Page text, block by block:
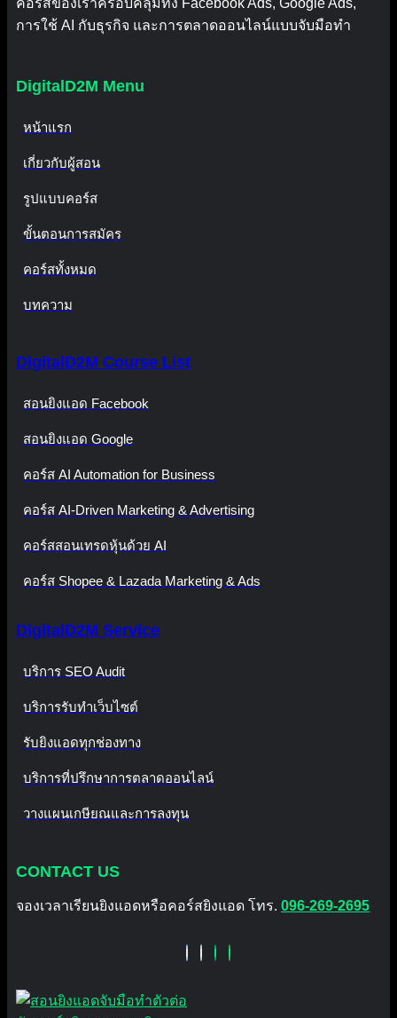
การใช้ AI กับธุรกิจ และการตลาดออนไลน์แบบจับมือทำ
DigitalD2M Menu
หน้าแรก
เกี่ยวกับผู้สอน
รูปแบบคอร์ส
ขั้นตอนการสมัคร
คอร์สทั้งหมด
บทความ
DigitalD2M Course List
สอนยิงแอด Facebook
สอนยิงแอด Google
คอร์ส AI Automation for Business
คอร์ส AI-Driven Marketing & Advertising
คอร์สสอนเทรดหุ้นด้วย AI
คอร์ส Shopee & Lazada Marketing & Ads
DigitalD2M Service
บริการ SEO Audit
บริการรับทำเว็บไซต์
รับยิงแอดทุกช่องทาง
บริการที่ปรึกษาการตลาดออนไลน์
วางแผนเกษียณและการลงทุน
CONTACT US
จองเวลาเรียนยิงแอดหรือคอร์สยิงแอด โทร. 096-269-2695